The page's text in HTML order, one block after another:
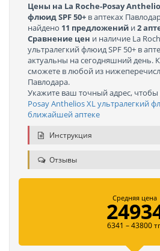
Цены на La Roche-Posay
флюид SPF 50+ в аптеках
найдено 11 предложений и2
Сравнение цен и наличие La
ультралегкий флюид SPF 50+ в
актуальны на сегодняшний день.
сможете в любой из
Павлодара.
Укажите ваш точный адрес, чтобы
Posay Anthelios XL ультралегкий
ближайшей аптеке
Инструкция
Отзывы
Средняя цена
6341 – 43800